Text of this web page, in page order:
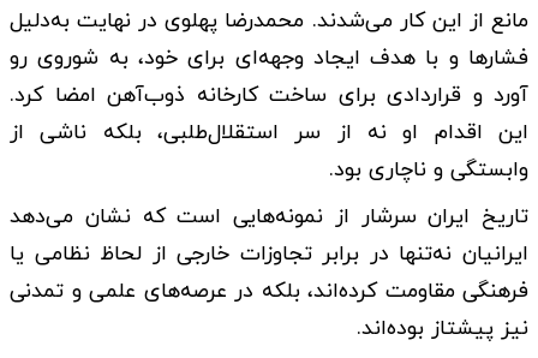
مانع از این کار می‌شدند. محمدرضا پهلوی در نهایت به‌دلیل
فشارها و با هدف ایجاد وجهه‌ای برای خود، به شوروی رو
آورد و قراردادی برای ساخت کارخانه ذوب‌آهن امضا کرد.
این اقدام او نه از سر استقلال‌طلبی، بلکه ناشی از
وابستگی و ناچاری بود.
تاریخ ایران سرشار از نمونه‌هایی است که نشان می‌دهد
ایرانیان نه‌تنها در برابر تجاوزات خارجی از لحاظ نظامی یا
فرهنگی مقاومت کرده‌اند، بلکه در عرصه‌های علمی و تمدنی
نیز پیشتاز بوده‌اند.